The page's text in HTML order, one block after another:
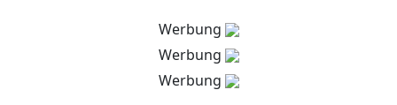
Werbung
Werbung
Werbung